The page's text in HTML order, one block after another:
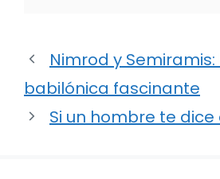
Nimrod y
babilónica fascinante
Si un hombre te dice